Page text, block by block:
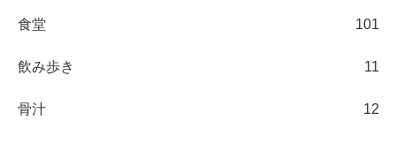
食堂 101
飲み歩き 11
骨汁 12